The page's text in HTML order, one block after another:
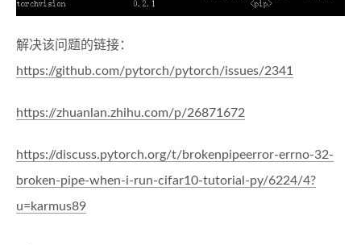
解决该问题的链接：
https://github.com/pytorch/pytorch/issues/2341
https://zhuanlan.zhihu.com/p/26871672
https://discuss.pytorch.org/t/brokenpipeerror-errno-32-
broken-pipe-when-i-run-cifar10-tutorial-py/6224/4?
u=karmus89